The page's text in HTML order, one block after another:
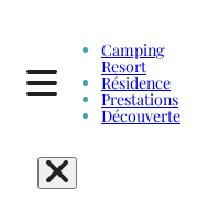
Camping
Resort
Résidence
Prestations
Découverte